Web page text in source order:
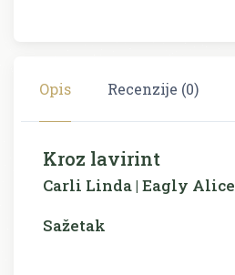
Opis Recenzije (0)
Kroz lavirint
Carli Linda | Eagly Alice
Sažetak